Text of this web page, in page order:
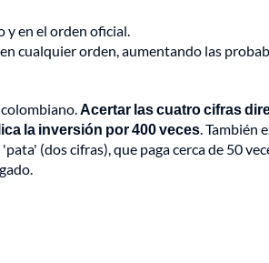
y en el orden oficial.
cualquier orden, aumentando las
Acertar las cuatro cifras
la inversión por 400 veces. También
(dos cifras), que paga cerca de 50